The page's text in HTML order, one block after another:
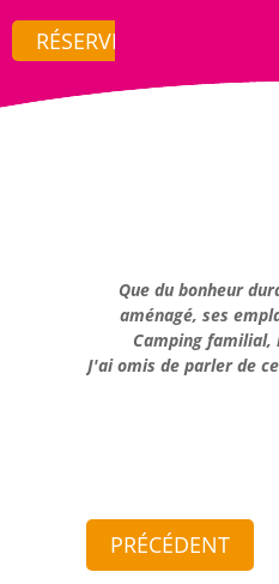
RÉSERVER
Que du bonheur
aménagé, ses
Camping familial,
J'ai omis de parler de
PRÉCÉDENT